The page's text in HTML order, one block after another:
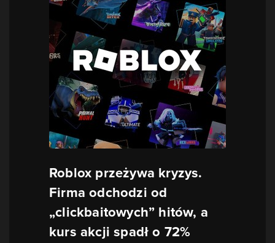
Roblox przeżywa kryzys.
Firma odchodzi od
„clickbaitowych” hitów, a
kurs akcji spadł o 72%